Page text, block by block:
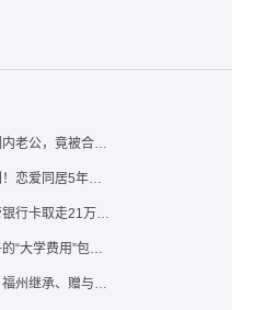
福州律师蔡思斌评析：嫁个体制内老公，竟被合伙设局背上近百万债务，婚前不查征信真要命！
福州律师蔡思斌评析：二审改判！恋爱同居5年为女友买车，分手后能要回吗？
福州律师蔡思斌评析：配偶代管银行卡取走21万，离婚后这笔钱还要得回来吗？
福州律师蔡思斌评析：承担孩子的“大学费用”包括高额留学费用吗？
福州律师蔡思斌解答：变天了：福州继承、赠与房产转让要收20%个税？福州国税官方回复来了！